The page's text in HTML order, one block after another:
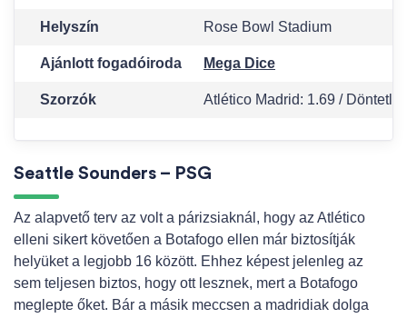
Helyszín Rose Bowl Stadium
Ajánlott fogadóiroda Mega Dice
Szorzók Atlético Madrid: 1.69 /
Seattle Sounders – PSG
Az alapvető terv az volt a párizsiaknál, hogy az Atlético
elleni sikert követően a Botafogo ellen már biztosítják
helyüket a legjobb 16 között. Ehhez képest jelenleg az
sem teljesen biztos, hogy ott lesznek, mert a Botafogo
meglepte őket. Bár a másik meccsen a madridiak dolga